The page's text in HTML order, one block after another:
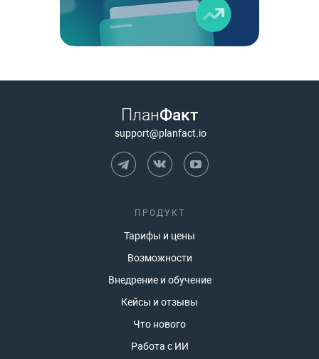
ПланФакт
support@planfact.io
ПРОДУКТ
Тарифы и цены
Возможности
Внедрение и обучение
Кейсы и отзывы
Что нового
Работа с ИИ